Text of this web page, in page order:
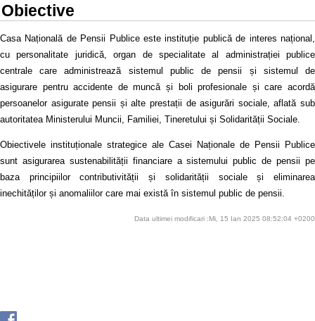
Obiective
Casa Națională de Pensii Publice este instituție publică de interes național,
cu personalitate juridică, organ de specialitate al administrației publice
centrale care administrează sistemul public de pensii și sistemul de
asigurare pentru accidente de muncă și boli profesionale și care acordă
persoanelor asigurate pensii și alte prestații de asigurări sociale, aflată sub
autoritatea Ministerului Muncii, Familiei, Tineretului și Solidarității Sociale.
Obiectivele instituționale strategice ale Casei Naționale de Pensii Publice
sunt asigurarea sustenabilității financiare a sistemului public de pensii pe
baza principiilor contributivității și solidarității sociale și eliminarea
inechităților și anomaliilor care mai există în sistemul public de pensii.
Data ultimei modificari :Mi, 15 Ian 2025 08:52:04 +0200